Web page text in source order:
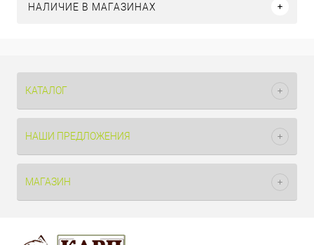
НАЛИЧИЕ В МАГАЗИНАХ
КАТАЛОГ
НАШИ ПРЕДЛОЖЕНИЯ
МАГАЗИН